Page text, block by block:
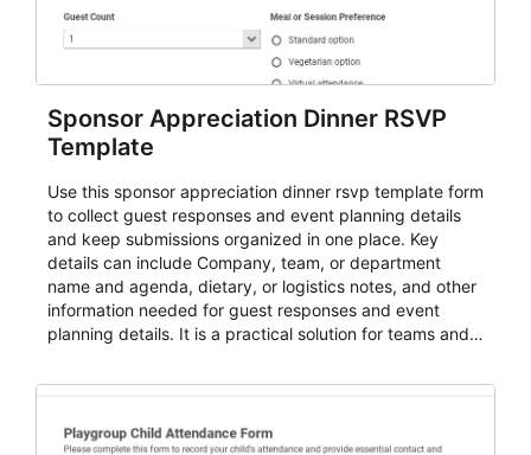
Sponsor Appreciation Dinner RSVP
Template
Use this sponsor appreciation dinner rsvp template form
to collect guest responses and event planning details
and keep submissions organized in one place. Key
details can include Company, team, or department
name and agenda, dietary, or logistics notes, and other
information needed for guest responses and event
planning details. It is a practical solution for teams and
for teams and organizations.